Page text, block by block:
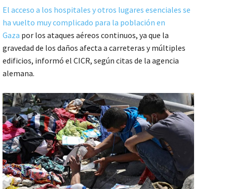
El acceso a los hospitales y otros lugares esenciales se
ha vuelto muy complicado para la población en
Gaza por los ataques aéreos continuos, ya que la
gravedad de los daños afecta a carreteras y múltiples
edificios, informó el CICR, según citas de la agencia
alemana.